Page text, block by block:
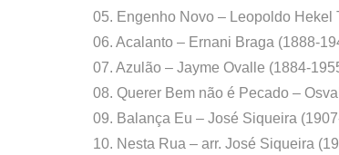
05. Engenho Novo – Leopoldo Hekel
06. Acalanto – Ernani Braga (1888-
07. Azulão – Jayme Ovalle (1884-
08. Querer Bem não é Pecado –
09. Balança Eu – José Siqueira
10. Nesta Rua – arr. José Siqueira